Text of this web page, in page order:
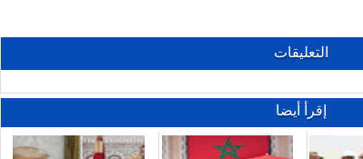
التعليقات
إقرأ أيضا